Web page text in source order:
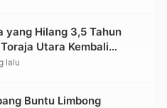
yang Hilang 3,5 Tahun
Utara Kembali
lalu
Buntu Limbong